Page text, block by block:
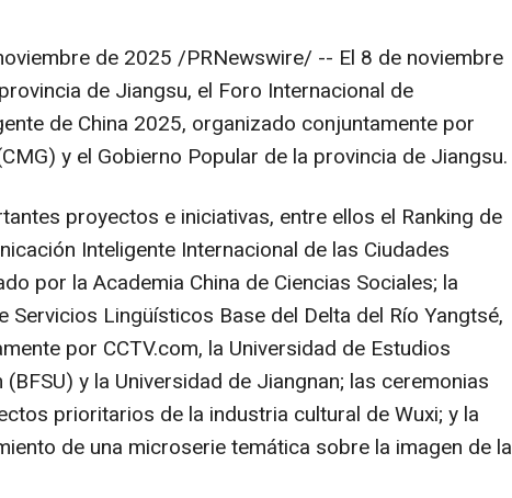
de 2025 /PRNewswire/ -- El 8 de noviembre
de Jiangsu, el Foro Internacional de
de China 2025, organizado conjuntamente por
y el Gobierno Popular de la provincia de Jiangsu.
proyectos e iniciativas, entre ellos el Ranking de
Inteligente Internacional de las Ciudades
por la Academia China de Ciencias Sociales; la
Servicios Lingüísticos Base del Delta del Río Yangtsé,
por CCTV.com, la Universidad de Estudios
y la Universidad de Jiangnan; las ceremonias
prioritarios de la industria cultural de Wuxi; y la
de una microserie temática sobre la imagen de la